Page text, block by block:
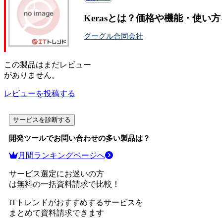
Kerasとは？価格や機能・使い
グーグル合同会社
この製品はまだレビュー
がありません。
レビューを投稿する
サービスを診断する
開発ツールでお問い合わせの多い製品は？
月間ランキングページへ
サービス選定にお迷いの方
は無料の一括資料請求で比較！
ITトレンドがおすすめするサービスを
まとめて資料請求できます